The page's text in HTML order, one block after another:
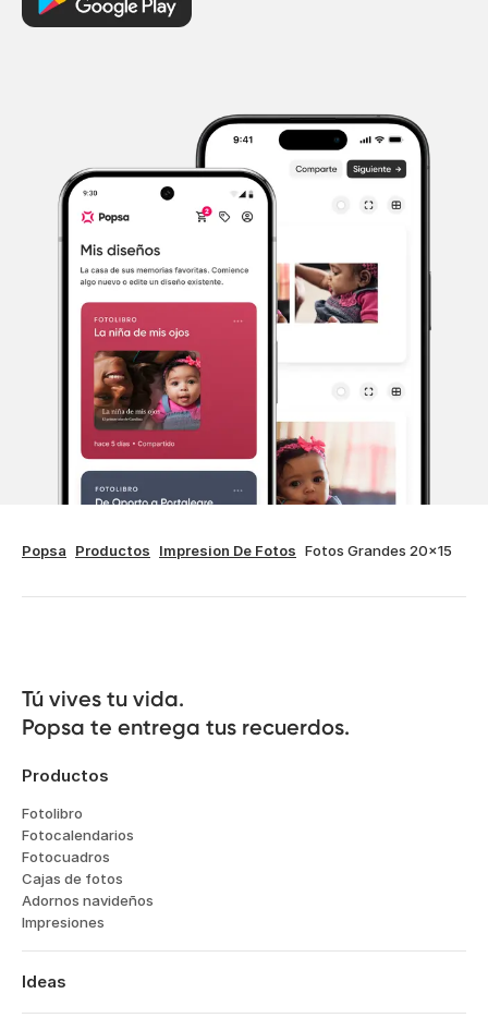
Popsa Productos Impresion De Fotos Fotos Grandes 20x15
Tú vives tu vida.
Popsa te entrega tus recuerdos.
Productos
Fotolibro
Fotocalendarios
Fotocuadros
Cajas de fotos
Adornos navideños
Impresiones
Ideas
Viajes